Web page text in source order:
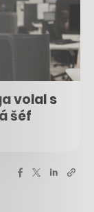
volal s
šéf